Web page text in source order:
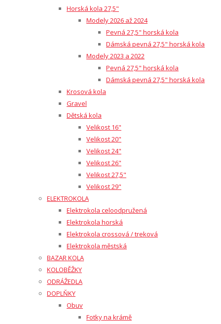
Horská kola 27,5"
Modely 2026 až 2024
Pevná 27,5" horská kola
Dámská pevná 27,5" horská kola
Modely 2023 a 2022
Pevná 27,5" horská kola
Dámská pevná 27,5" horská kola
Krosová kola
Gravel
Dětská kola
Velikost 16"
Velikost 20"
Velikost 24"
Velikost 26"
Velikost 27,5"
Velikost 29"
ELEKTROKOLA
Elektrokola celoodpružená
Elektrokola horská
Elektrokola crossová / treková
Elektrokola městská
BAZAR KOLA
KOLOBĚŽKY
ODRÁŽEDLA
DOPLŇKY
Obuv
Fotky na krámě